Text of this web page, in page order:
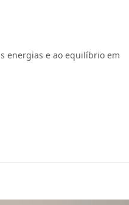
energias e ao equilíbrio em